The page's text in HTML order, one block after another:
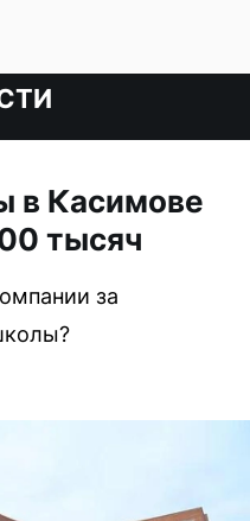
в Касимове
тысяч
за